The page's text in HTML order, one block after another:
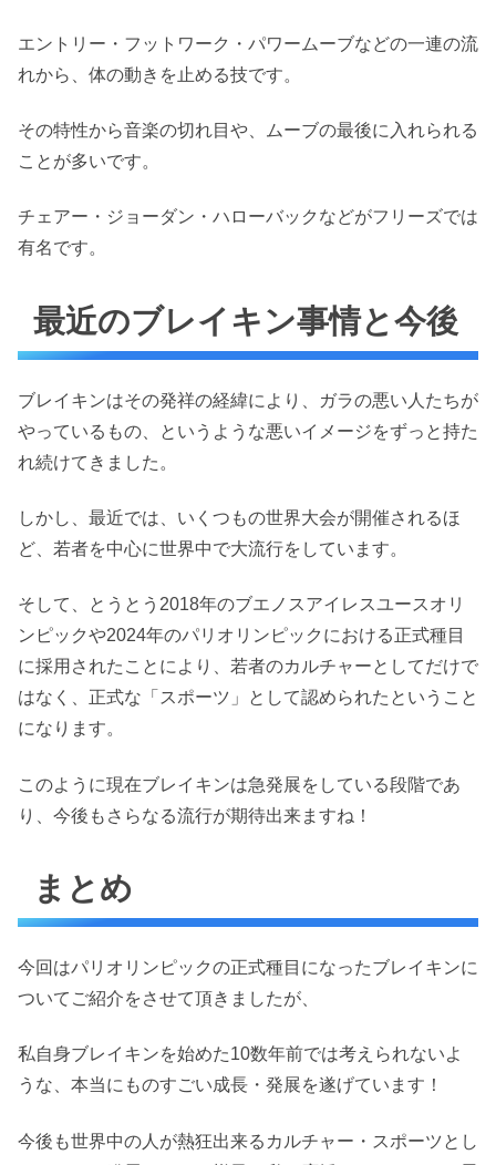
エントリー・フットワーク・パワームーブなどの一連の流
れから、体の動きを止める技です。
その特性から音楽の切れ目や、ムーブの最後に入れられる
ことが多いです。
チェアー・ジョーダン・ハローバックなどがフリーズでは
有名です。
最近のブレイキン事情と今後
ブレイキンはその発祥の経緯により、ガラの悪い人たちが
やっているもの、というような悪いイメージをずっと持た
れ続けてきました。
しかし、最近では、いくつもの世界大会が開催されるほ
ど、若者を中心に世界中で大流行をしています。
そして、とうとう2018年のブエノスアイレスユースオリ
ンピックや2024年のパリオリンピックにおける正式種目
に採用されたことにより、若者のカルチャーとしてだけで
はなく、正式な「スポーツ」として認められたということ
になります。
このように現在ブレイキンは急発展をしている段階であ
り、今後もさらなる流行が期待出来ますね！
まとめ
今回はパリオリンピックの正式種目になったブレイキンに
ついてご紹介をさせて頂きましたが、
私自身ブレイキンを始めた10数年前では考えられないよ
うな、本当にものすごい成長・発展を遂げています！
今後も世界中の人が熱狂出来るカルチャー・スポーツとし